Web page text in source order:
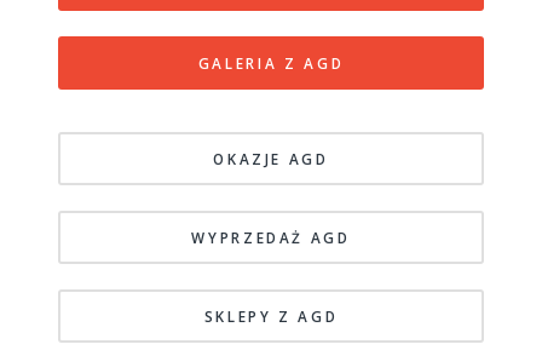
GALERIA Z AGD
OKAZJE AGD
WYPRZEDAŻ AGD
SKLEPY Z AGD